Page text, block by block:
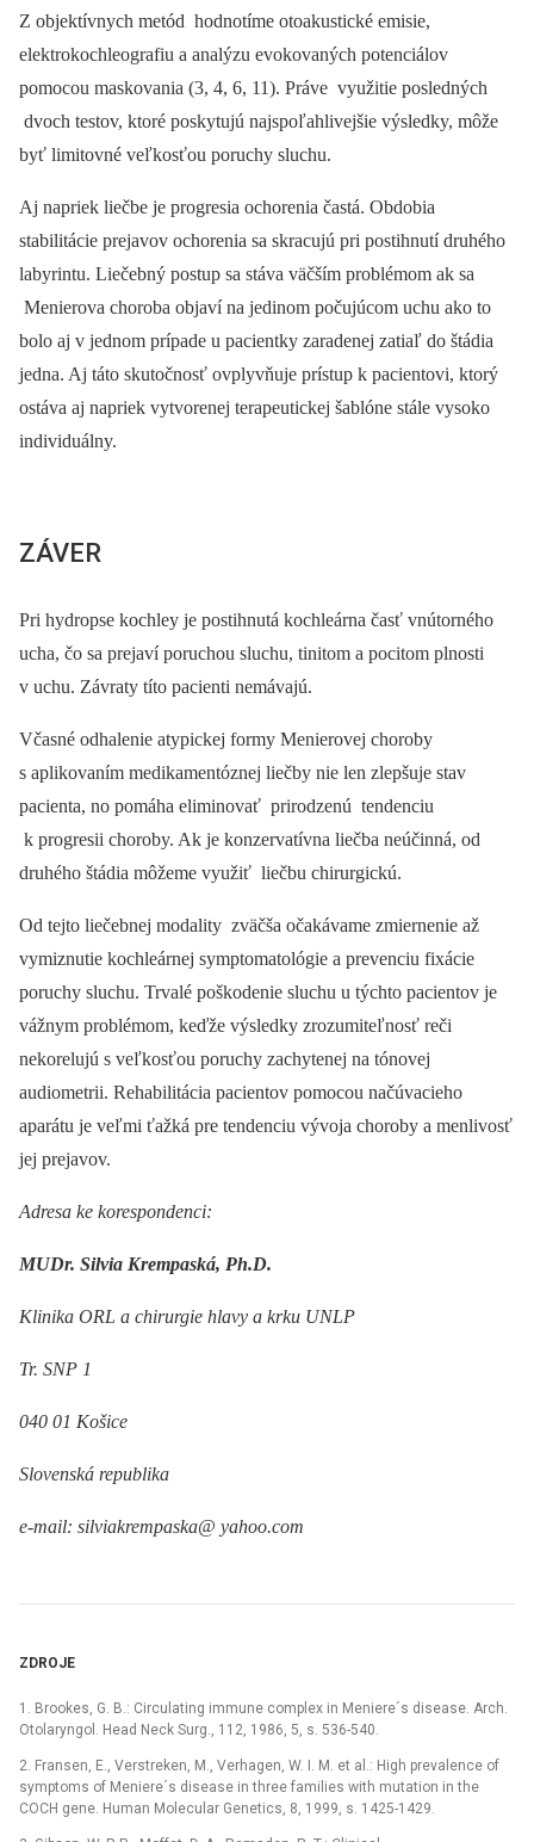
Z objektívnych metód hodnotíme otoakustické emisie,
elektrokochleografiu a analýzu evokovaných potenciálov
pomocou maskovania (3, 4, 6, 11). Práve využitie posledných
dvoch testov, ktoré poskytujú najspoľahlivejšie výsledky, môže
byť limitovné veľkosťou poruchy sluchu.
Aj napriek liečbe je progresia ochorenia častá. Obdobia
stabilitácie prejavov ochorenia sa skracujú pri postihnutí druhého
labyrintu. Liečebný postup sa stáva väčším problémom ak sa
Menierova choroba objaví na jedinom počujúcom uchu ako to
bolo aj v jednom prípade u pacientky zaradenej zatiaľ do štádia
jedna. Aj táto skutočnosť ovplyvňuje prístup k pacientovi, ktorý
ostáva aj napriek vytvorenej terapeutickej šablóne stále vysoko
individuálny.
ZÁVER
Pri hydropse kochley je postihnutá kochleárna časť vnútorného
ucha, čo sa prejaví poruchou sluchu, tinitom a pocitom plnosti
v uchu. Závraty títo pacienti nemávajú.
Včasné odhalenie atypickej formy Menierovej choroby
s aplikovaním medikamentóznej liečby nie len zlepšuje stav
pacienta, no pomáha eliminovať prirodzenú tendenciu
k progresii choroby. Ak je konzervatívna liečba neúčinná, od
druhého štádia môžeme využiť liečbu chirurgickú.
Od tejto liečebnej modality zväčša očakávame zmiernenie až
vymiznutie kochleárnej symptomatológie a prevenciu fixácie
poruchy sluchu. Trvalé poškodenie sluchu u týchto pacientov je
vážnym problémom, keďže výsledky zrozumiteľnosť reči
nekorelujú s veľkosťou poruchy zachytenej na tónovej
audiometrii. Rehabilitácia pacientov pomocou načúvacieho
aparátu je veľmi ťažká pre tendenciu vývoja choroby a menlivosť
jej prejavov.
Adresa ke korespondenci:
MUDr. Silvia Krempaská, Ph.D.
Klinika ORL a chirurgie hlavy a krku UNLP
Tr. SNP 1
040 01 Košice
Slovenská republika
e-mail: silviakrempaska@ yahoo.com
ZDROJE
1. Brookes, G. B.: Circulating immune complex in Meniere´s disease. Arch.
Otolaryngol. Head Neck Surg., 112, 1986, 5, s. 536-540.
2. Fransen, E., Verstreken, M., Verhagen, W. I. M. et al.: High prevalence of
symptoms of Meniere´s disease in three families with mutation in the
COCH gene. Human Molecular Genetics, 8, 1999, s. 1425-1429.